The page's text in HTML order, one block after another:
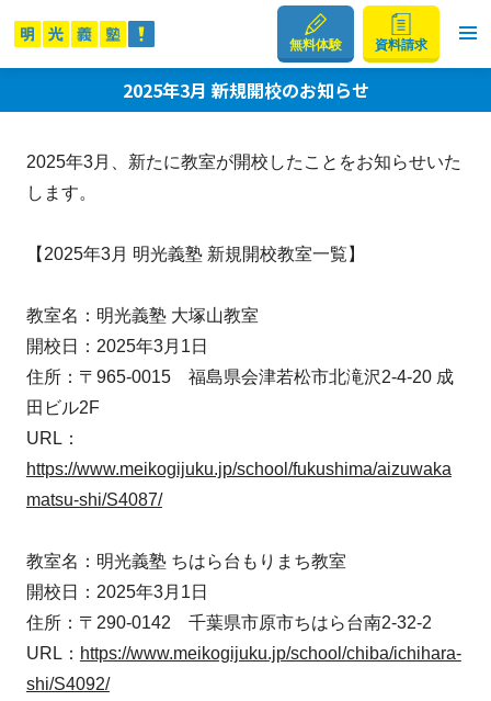
無料体験 資料請求
2025年3月 新規開校のお知らせ
2025年3月、新たに教室が開校したことをお知らせいた
します。
【2025年3月 明光義塾 新規開校教室一覧】
教室名：明光義塾 大塚山教室
開校日：2025年3月1日
住所：〒965-0015 福島県会津若松市北滝沢2-4-20 成
田ビル2F
URL：
https://www.meikogijuku.jp/school/fukushima/aizuwaka
matsu-shi/S4087/
教室名：明光義塾 ちはら台もりまち教室
開校日：2025年3月1日
住所：〒290-0142 千葉県市原市ちはら台南2-32-2
URL： https://www.meikogijuku.jp/school/chiba/ichihara-
shi/S4092/